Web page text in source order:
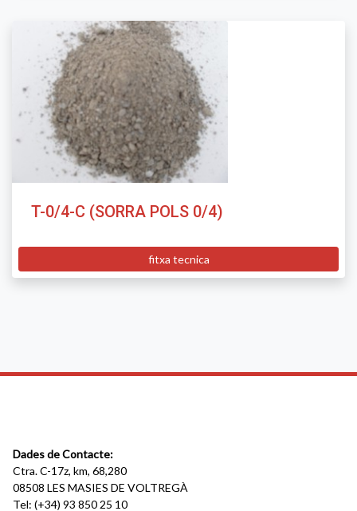
T-0/4-C (SORRA POLS 0/4)
fitxa tecnica
Dades de Contacte:
Ctra. C-17z, km, 68,280
08508 LES MASIES DE VOLTREGÀ
Tel: (+34) 93 850 25 10